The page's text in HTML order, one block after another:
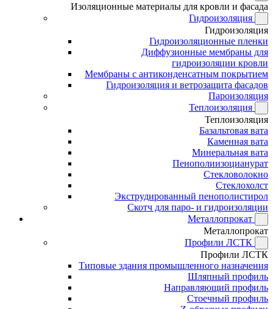
Изоляционные материалы для кровли и фасада
Гидроизоляция
Гидроизоляция
Гидроизоляционные пленки
Диффузионные мембраны для
гидроизоляции кровли
Мембраны с антиконденсатным покрытием
Гидроизоляция и ветрозащита фасадов
Пароизоляция
Теплоизоляция
Теплоизоляция
Базальтовая вата
Каменная вата
Минеральная вата
Пенополиизоцианурат
Стекловолокно
Стеклохолст
Экструдированный пенополистирол
Скотч для паро- и гидроизоляции
Металлопрокат
Металлопрокат
Профили ЛСТК
Профили ЛСТК
Типовые здания промышленного назначения
Шляпный профиль
Направляющий профиль
Стоечный профиль